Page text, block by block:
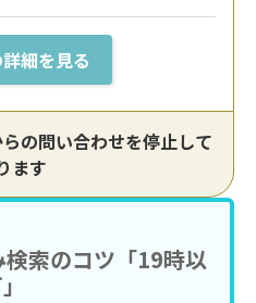
細を見る
の問い合わせを停止して
ます
索のコツ「19時以